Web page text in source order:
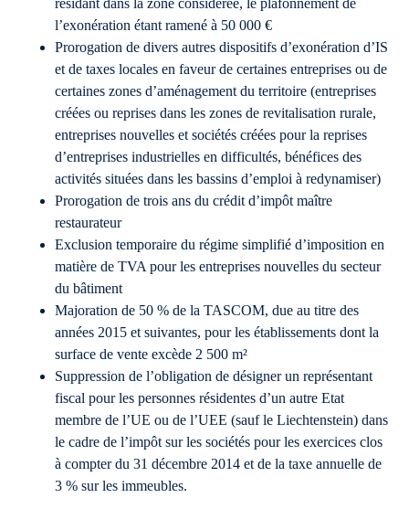
résidant dans la zone considérée, le plafonnement de
l’exonération étant ramené à 50 000 €
Prorogation de divers autres dispositifs d’exonération d’IS
et de taxes locales en faveur de certaines entreprises ou de
certaines zones d’aménagement du territoire (entreprises
créées ou reprises dans les zones de revitalisation rurale,
entreprises nouvelles et sociétés créées pour la reprises
d’entreprises industrielles en difficultés, bénéfices des
activités situées dans les bassins d’emploi à redynamiser)
Prorogation de trois ans du crédit d’impôt maître
restaurateur
Exclusion temporaire du régime simplifié d’imposition en
matière de TVA pour les entreprises nouvelles du secteur
du bâtiment
Majoration de 50 % de la TASCOM, due au titre des
années 2015 et suivantes, pour les établissements dont la
surface de vente excède 2 500 m²
Suppression de l’obligation de désigner un représentant
fiscal pour les personnes résidentes d’un autre Etat
membre de l’UE ou de l’UEE (sauf le Liechtenstein) dans
le cadre de l’impôt sur les sociétés pour les exercices clos
à compter du 31 décembre 2014 et de la taxe annuelle de
3 % sur les immeubles.